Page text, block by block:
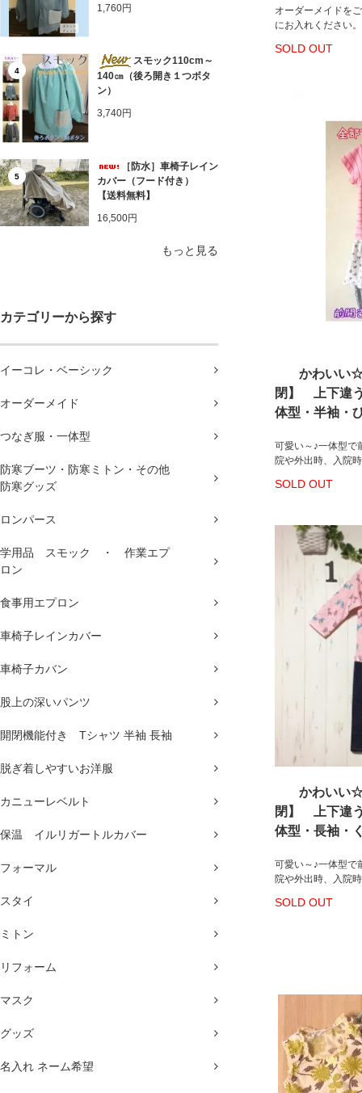
1,760円
4
スモック110cm～
140㎝（後ろ開き１つボタ
ン）
3,740円
5
［防水］車椅子レイン
カバー（フード付き）
【送料無料】
16,500円
もっと見る
カテゴリーから探す
イーコレ・ベーシック
オーダーメイド
つなぎ服・一体型
防寒ブーツ・防寒ミトン・その他
防寒グッズ
ロンパース
学用品 スモック ・ 作業エプ
ロン
食事用エプロン
車椅子レインカバー
車椅子カバン
股上の深いパンツ
開閉機能付き Tシャツ 半袖 長袖
脱ぎ着しやすいお洋服
カニューレベルト
保温 イルリガートルカバー
フォーマル
スタイ
ミトン
リフォーム
マスク
グッズ
名入れ ネーム希望
オーダーメイドを
にお入れください。
SOLD OUT
かわいい
閉】 上下違
体型・半袖・
可愛い～♪一体型で
院や外出時、入院
SOLD OUT
かわいい
閉】 上下違
体型・長袖・
可愛い～♪一体型で
院や外出時、入院
SOLD OUT